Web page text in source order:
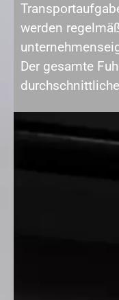
werden
Der gesamte